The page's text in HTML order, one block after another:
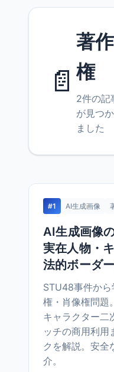
📄
著作
権
2件の記
が見つ
ました
#1 AI生成画像
AI生成画像
実在人物・
法的ボーダ
STU48事件か
権・肖像権問題
キャラクター二
ッチの商用利用
クを解説。安全
介。